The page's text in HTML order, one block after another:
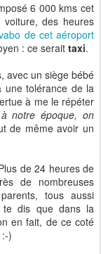
6 000 kms cet
des heures
de cet aéroport
: ce serait taxi.
avec un siège bébé
une tolérance de la
à me le répéter
notre époque, on
de même avoir un
de 24 heures de
de nombreuses
tous aussi
te dis que dans la
en fait, de ce coté
)